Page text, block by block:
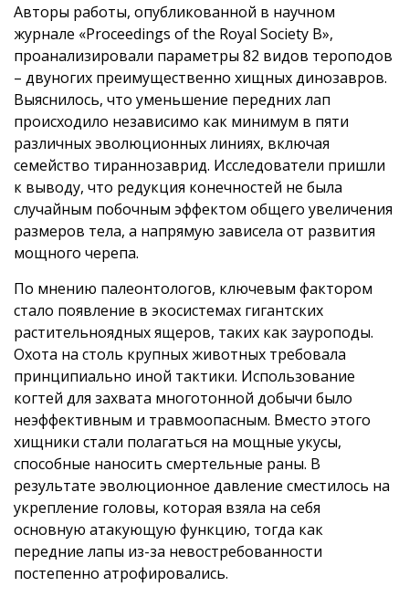
Авторы работы, опубликованной в научном
журнале «Proceedings of the Royal Society B»,
проанализировали параметры 82 видов тероподов
– двуногих преимущественно хищных динозавров.
Выяснилось, что уменьшение передних лап
происходило независимо как минимум в пяти
различных эволюционных линиях, включая
семейство тираннозаврид. Исследователи пришли
к выводу, что редукция конечностей не была
случайным побочным эффектом общего увеличения
размеров тела, а напрямую зависела от развития
мощного черепа.
По мнению палеонтологов, ключевым фактором
стало появление в экосистемах гигантских
растительноядных ящеров, таких как зауроподы.
Охота на столь крупных животных требовала
принципиально иной тактики. Использование
когтей для захвата многотонной добычи было
неэффективным и травмоопасным. Вместо этого
хищники стали полагаться на мощные укусы,
способные наносить смертельные раны. В
результате эволюционное давление сместилось на
укрепление головы, которая взяла на себя
основную атакующую функцию, тогда как
передние лапы из-за невостребованности
постепенно атрофировались.